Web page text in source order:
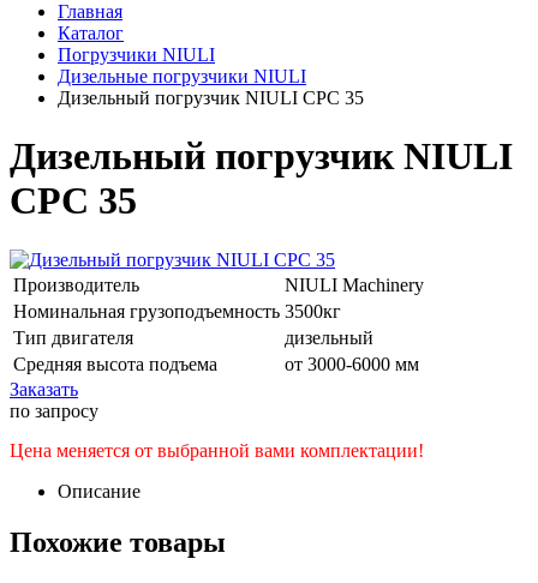
Главная
Каталог
Погрузчики NIULI
Дизельные погрузчики NIULI
Дизельный погрузчик NIULI CPC 35
Дизельный погрузчик NIULI
CPC 35
Производитель
NIULI Machinery
Номинальная грузоподъемность 3500кг
Тип двигателя
дизельный
Средняя высота подъема
от 3000-6000 мм
Заказать
по запросу
Цена меняется от выбранной вами комплектации!
Описание
Похожие товары